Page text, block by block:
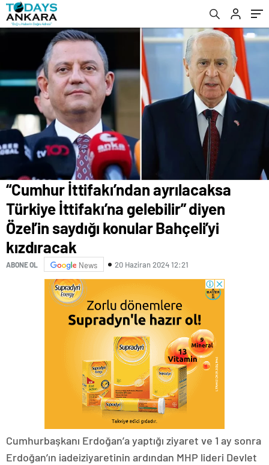
konular Bahçeli’yi kızdıracak
“Cumhur İttifakı’ndan ayrılacaksa
Türkiye İttifakı’na gelebilir” diyen
Özel’in saydığı konular Bahçeli’yi
kızdıracak
ABONE OL News 20 Haziran 2024 12:21
Cumhurbaşkanı Erdoğan’a yaptığı ziyaret ve 1 ay sonra
Erdoğan’ın iadeiziyaretinin ardından MHP lideri Devlet
iddiasına yalanlama